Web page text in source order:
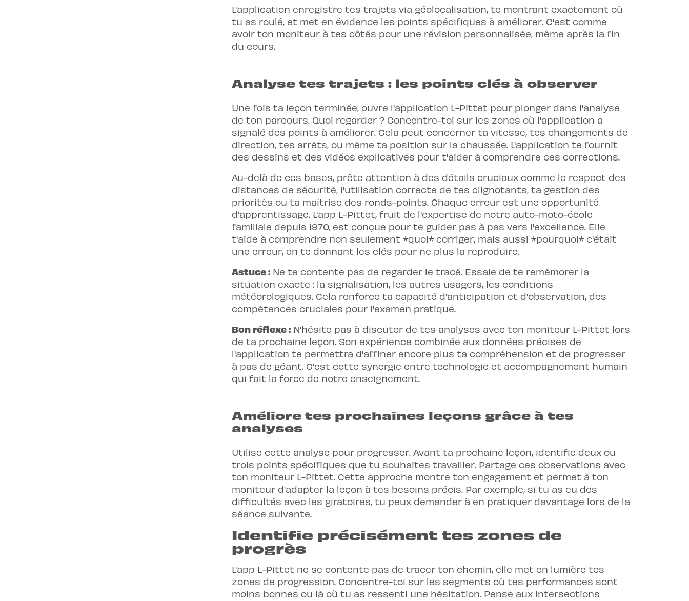
L'application enregistre tes trajets via géolocalisation, te montrant exactement où
tu as roulé, et met en évidence les points spécifiques à améliorer. C'est comme
avoir ton moniteur à tes côtés pour une révision personnalisée, même après la fin
du cours.
Analyse tes trajets : les points clés à observer
Une fois ta leçon terminée, ouvre l'application L-Pittet pour plonger dans l'analyse
de ton parcours. Quoi regarder ? Concentre-toi sur les zones où l'application a
signalé des points à améliorer. Cela peut concerner ta vitesse, tes changements de
direction, tes arrêts, ou même ta position sur la chaussée. L'application te fournit
des dessins et des vidéos explicatives pour t'aider à comprendre ces corrections.
Au-delà de ces bases, prête attention à des détails cruciaux comme le respect des
distances de sécurité, l'utilisation correcte de tes clignotants, ta gestion des
priorités ou ta maîtrise des ronds-points. Chaque erreur est une opportunité
d'apprentissage. L'app L-Pittet, fruit de l'expertise de notre auto-moto-école
familiale depuis 1970, est conçue pour te guider pas à pas vers l'excellence. Elle
t'aide à comprendre non seulement *quoi* corriger, mais aussi *pourquoi* c'était
une erreur, en te donnant les clés pour ne plus la reproduire.
Astuce : Ne te contente pas de regarder le tracé. Essaie de te remémorer la
situation exacte : la signalisation, les autres usagers, les conditions
météorologiques. Cela renforce ta capacité d'anticipation et d'observation, des
compétences cruciales pour l'examen pratique.
Bon réflexe : N'hésite pas à discuter de tes analyses avec ton moniteur L-Pittet lors
de ta prochaine leçon. Son expérience combinée aux données précises de
l'application te permettra d'affiner encore plus ta compréhension et de progresser
à pas de géant. C'est cette synergie entre technologie et accompagnement humain
qui fait la force de notre enseignement.
Améliore tes prochaines leçons grâce à tes
analyses
Utilise cette analyse pour progresser. Avant ta prochaine leçon, identifie deux ou
trois points spécifiques que tu souhaites travailler. Partage ces observations avec
ton moniteur L-Pittet. Cette approche montre ton engagement et permet à ton
moniteur d'adapter la leçon à tes besoins précis. Par exemple, si tu as eu des
difficultés avec les giratoires, tu peux demander à en pratiquer davantage lors de la
séance suivante.
Identifie précisément tes zones de
progrès
L'app L-Pittet ne se contente pas de tracer ton chemin, elle met en lumière tes
zones de progression. Concentre-toi sur les segments où tes performances sont
moins bonnes ou là où tu as ressenti une hésitation. Pense aux intersections